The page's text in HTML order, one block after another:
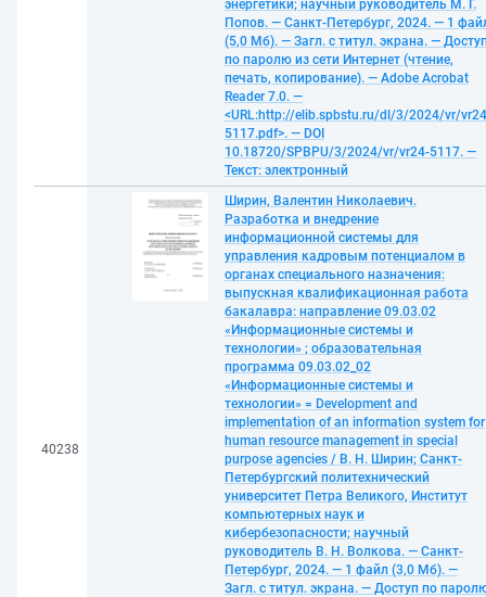
энергетики; научный руководитель М. Г.
Попов. — Санкт-Петербург, 2024. — 1
(5,0 Мб). — Загл. с титул. экрана. —
по паролю из сети Интернет (чтение,
печать, копирование). — Adobe Acrobat
Reader 7.0. —
<URL:http://elib.spbstu.ru/dl/3/2024/vr/
5117.pdf>. — DOI
10.18720/SPBPU/3/2024/vr/vr24-5117. —
Текст: электронный
40238
Ширин, Валентин Николаевич.
Разработка и внедрение
информационной системы для
управления кадровым потенциалом в
органах специального назначения:
выпускная квалификационная работа
бакалавра: направление 09.03.02
«Информационные системы и
технологии» ; образовательная
программа 09.03.02_02
«Информационные системы и
технологии» = Development and
implementation of an information system for
human resource management in special
purpose agencies / В. Н. Ширин; Санкт-
Петербургский политехнический
университет Петра Великого, Институт
компьютерных наук и
кибербезопасности; научный
руководитель В. Н. Волкова. — Санкт-
Петербург, 2024. — 1 файл (3,0 Мб). —
Загл. с титул. экрана. — Доступ по